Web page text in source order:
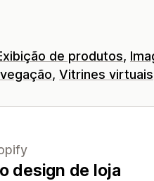
de produtos
Vitrines virtuais
design de loja